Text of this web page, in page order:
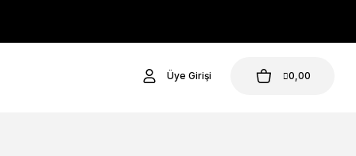
Üye Girişi 0,00